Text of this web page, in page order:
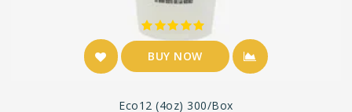
BUY NOW
Eco12 (4oz) 300/box